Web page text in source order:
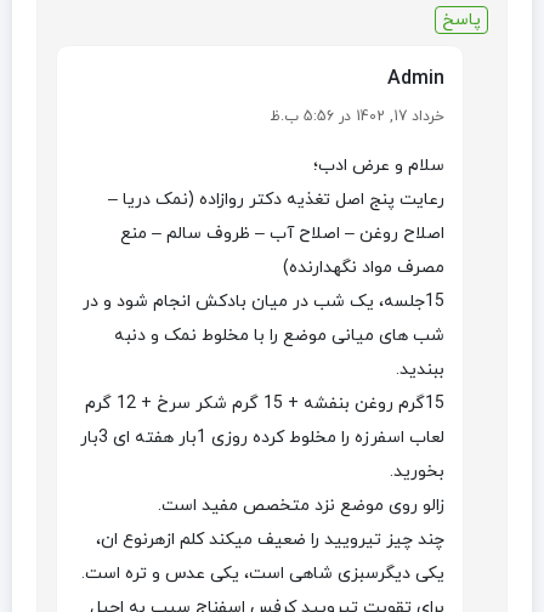
پاسخ
Admin
خرداد 17, 1402 در 5:56 ب.ظ
سلام و عرض ادب؛
رعایت پنج اصل تغذیه دکتر روازاده (نمک دریا –
اصلاح روغن – اصلاح آب – ظروف سالم – منع
مصرف مواد نگهدارنده)
15جلسه، یک شب در میان بادکش انجام شود و در
شب های میانی موضع را با مخلوط نمک و دنبه
ببندید.
15گرم روغن بنفشه + 15 گرم شکر سرخ + 12 گرم
لعاب اسفرزه را مخلوط کرده روزی 1بار هفته ای 3بار
بخورید.
زالو روی موضع نزد متخصص مفید است.
چند چیز تیرویید را ضعیف میکند کلم ازهرنوع ان،
یکی دیگرسبزی شاهی است، یکی عدس و تره است.